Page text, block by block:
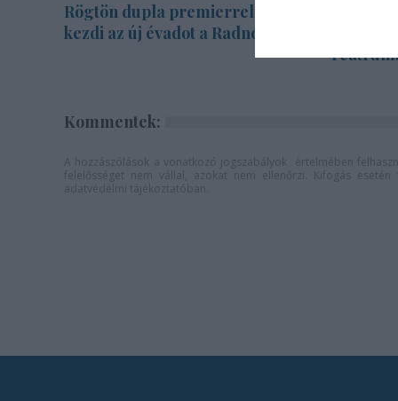
Rögtön dupla premierrel
kezdi az új évadot a Radnóti
Kommentek: